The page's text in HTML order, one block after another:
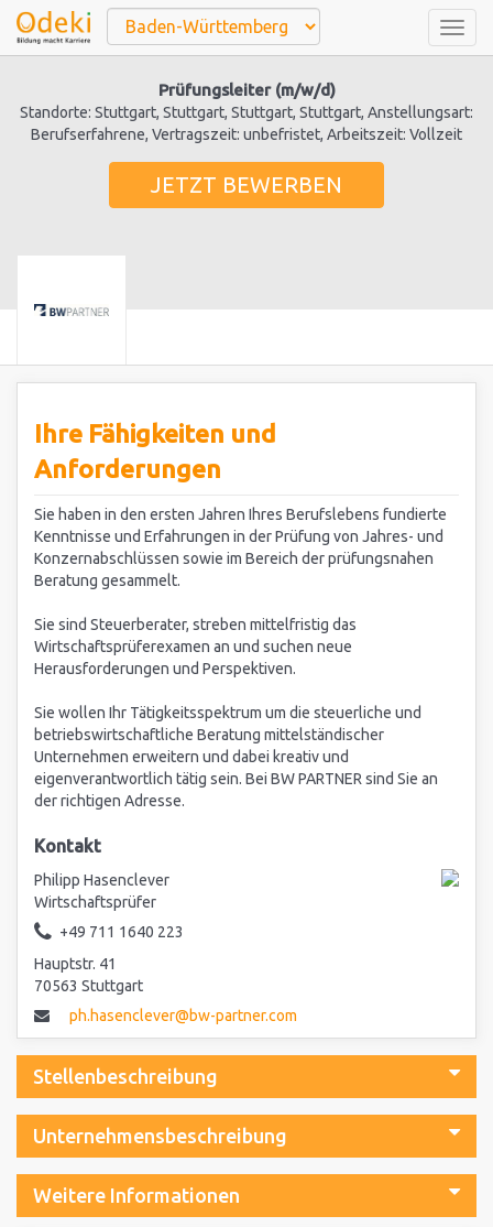
Prüfungsleiter (m/w/d)
Standorte: Stuttgart, Stuttgart, Stuttgart, Stuttgart, Anstellungsart:
Berufserfahrene, Vertragszeit: unbefristet, Arbeitszeit: Vollzeit
JETZT BEWERBEN
Ihre Fähigkeiten und
Anforderungen
Sie haben in den ersten Jahren Ihres Berufslebens fundierte
Kenntnisse und Erfahrungen in der Prüfung von Jahres- und
Konzernabschlüssen sowie im Bereich der prüfungsnahen
Beratung gesammelt.
Sie sind Steuerberater, streben mittelfristig das
Wirtschaftsprüferexamen an und suchen neue
Herausforderungen und Perspektiven.
Sie wollen Ihr Tätigkeitsspektrum um die steuerliche und
betriebswirtschaftliche Beratung mittelständischer
Unternehmen erweitern und dabei kreativ und
eigenverantwortlich tätig sein. Bei BW PARTNER sind Sie an
der richtigen Adresse.
Kontakt
Philipp Hasenclever
Wirtschaftsprüfer
+49 711 1640 223
Hauptstr. 41
70563 Stuttgart
ph.hasenclever@bw-partner.com
Stellenbeschreibung
Unternehmensbeschreibung
Weitere Informationen